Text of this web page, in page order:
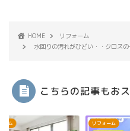
HOME
リフォーム
水回りの汚れがひどい・・クロス
こちらの記事もお
ーム リフォーム